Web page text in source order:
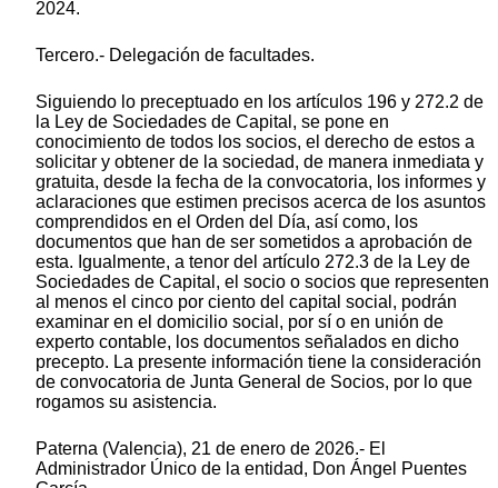
2024.
Tercero.- Delegación de facultades.
Siguiendo lo preceptuado en los artículos 196 y 272.2 de
la Ley de Sociedades de Capital, se pone en
conocimiento de todos los socios, el derecho de estos a
solicitar y obtener de la sociedad, de manera inmediata y
gratuita, desde la fecha de la convocatoria, los informes y
aclaraciones que estimen precisos acerca de los asuntos
comprendidos en el Orden del Día, así como, los
documentos que han de ser sometidos a aprobación de
esta. Igualmente, a tenor del artículo 272.3 de la Ley de
Sociedades de Capital, el socio o socios que representen
al menos el cinco por ciento del capital social, podrán
examinar en el domicilio social, por sí o en unión de
experto contable, los documentos señalados en dicho
precepto. La presente información tiene la consideración
de convocatoria de Junta General de Socios, por lo que
rogamos su asistencia.
Paterna (Valencia), 21 de enero de 2026.- El
Administrador Único de la entidad, Don Ángel Puentes